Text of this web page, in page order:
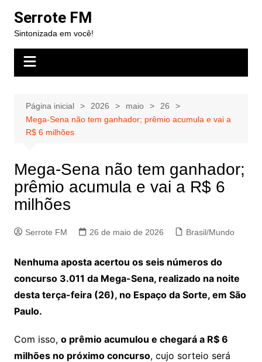
para
conteúdo
Serrote FM
Sintonizada em você!
Página inicial 2026 maio
26
Mega-Sena não tem ganhador; prêmio acumula e vai a
R$ 6 milhões
Mega-Sena não tem ganhador;
prêmio acumula e vai a R$ 6
milhões
Serrote FM 26 de maio de 2026 Brasil/Mundo
Nenhuma aposta acertou os seis números do
concurso 3.011 da Mega-Sena, realizado na noite
desta terça-feira (26), no Espaço da Sorte, em São
Paulo.
Com isso, o prêmio acumulou e chegará a R$ 6
milhões no próximo concurso, cujo sorteio será